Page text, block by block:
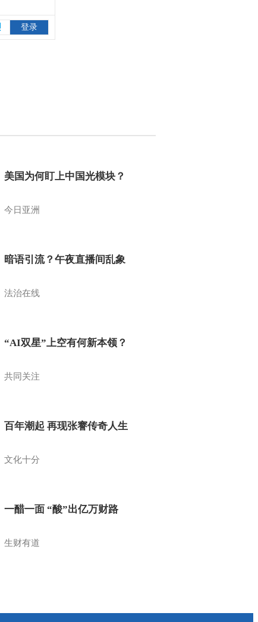
美国为何盯上中国光模块？
今日亚洲
暗语引流？午夜直播间乱象
法治在线
“AI双星”上空有何新本领？
共同关注
百年潮起 再现张謇传奇人生
文化十分
一醋一面 “酸”出亿万财路
生财有道